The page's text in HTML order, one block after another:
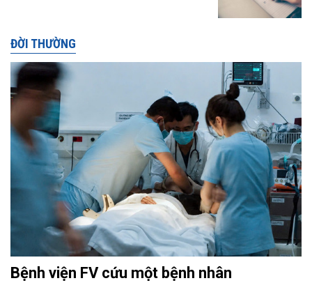
ĐỜI THƯỜNG
Bệnh viện FV cứu một bệnh nhân